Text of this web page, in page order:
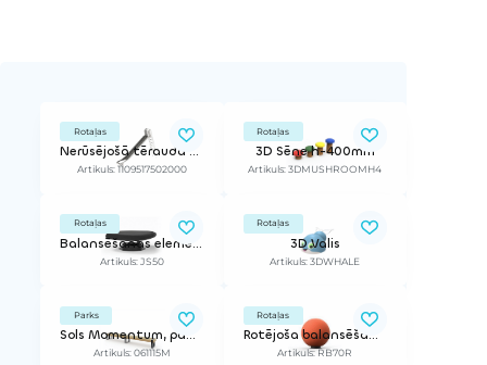
Rotaļas
Nerūsējošā tērauda slidkalniņš ar trepēm (brīvi stāvošs, h 1.7 - 2.0 m x 0.5 m)
Artikuls: 1109517502000
Rotaļas
3D Sēne h-400mm
Artikuls: 3DMUSHROOMH4
Rotaļas
Balansēšanas elements ar atsperi (gumijas segumam), ø 50 cm.
Artikuls: JS50
Rotaļas
3D Valis
Artikuls: 3DWHALE
Parks
Sols Momentum, pagarināts un bez atzveltnes
Artikuls: 061115M
Rotaļas
Rotējoša balansēšanas bumba 70R (gumijas segumam), ar noliekšanas un rotēšanas sistēmu
Artikuls: RB70R